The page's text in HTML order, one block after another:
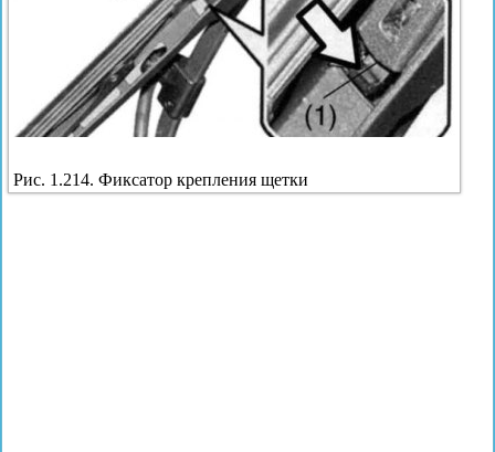
Рис. 1.214. Фиксатор крепления щетки